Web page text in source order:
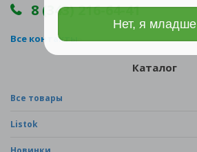
Нет, я младше
8 (343) 216-64-41
Все контакты
Каталог
Все товары
Listok